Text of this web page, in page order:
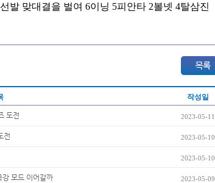
발 맞대결을 벌여 6이닝 5피안타 2볼넷 4탈삼진
작성일
도전 2023-05-11
전 2023-05-10
2023-05-10
강 모드 이어갈까 2023-05-09